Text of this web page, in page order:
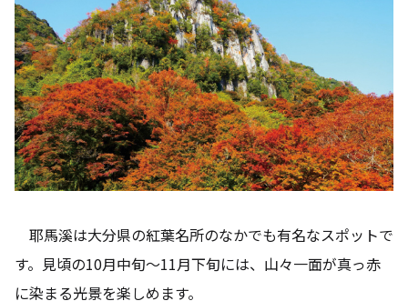
耶馬溪は大分県の紅葉名所のなかでも有名なスポットで
す。見頃の10月中旬～11月下旬には、山々一面が真っ赤
に染まる光景を楽しめます。